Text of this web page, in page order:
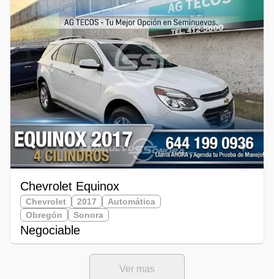
Chevrolet Equinox
Chevrolet 2017
Automática
Obregón
Sonora
Negociable
Ver mas